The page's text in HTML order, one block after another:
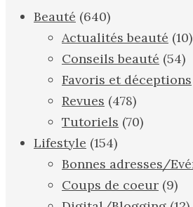
Beauté (640)
Actualités beauté (10)
Conseils beauté (54)
Favoris et déceptions
Revues (478)
Tutoriels (70)
Lifestyle (154)
Bonnes adresses/
Coups de coeur (9)